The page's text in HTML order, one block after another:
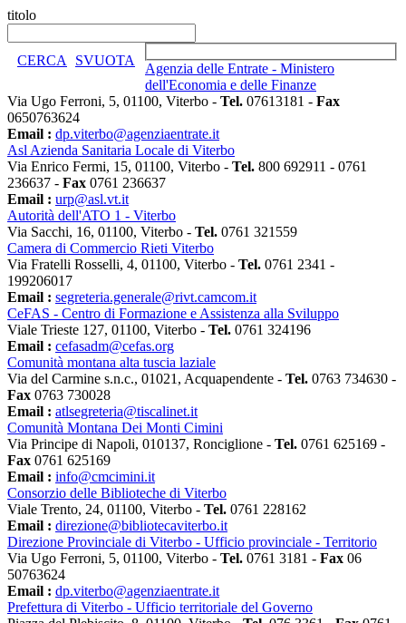
titolo
CERCA SVUOTA
Agenzia delle Entrate - Ministero
dell'Economia e delle Finanze
Via Ugo Ferroni, 5, 01100, Viterbo - Tel. 07613181 - Fax
0650763624
Email : dp.viterbo@agenziaentrate.it
Asl Azienda Sanitaria Locale di Viterbo
Via Enrico Fermi, 15, 01100, Viterbo - Tel. 800 692911 - 0761
236637 - Fax 0761 236637
Email : urp@asl.vt.it
Autorità dell'ATO 1 - Viterbo
Via Sacchi, 16, 01100, Viterbo - Tel. 0761 321559
Camera di Commercio Rieti Viterbo
Via Fratelli Rosselli, 4, 01100, Viterbo - Tel. 0761 2341 -
199206017
Email : segreteria.generale@rivt.camcom.it
CeFAS - Centro di Formazione e Assistenza alla Sviluppo
Viale Trieste 127, 01100, Viterbo - Tel. 0761 324196
Email : cefasadm@cefas.org
Comunità montana alta tuscia laziale
Via del Carmine s.n.c., 01021, Acquapendente - Tel. 0763 734630 -
Fax 0763 730028
Email : atlsegreteria@tiscalinet.it
Comunità Montana Dei Monti Cimini
Via Principe di Napoli, 010137, Ronciglione - Tel. 0761 625169 -
Fax 0761 625169
Email : info@cmcimini.it
Consorzio delle Biblioteche di Viterbo
Viale Trento, 24, 01100, Viterbo - Tel. 0761 228162
Email : direzione@bibliotecaviterbo.it
Direzione Provinciale di Viterbo - Ufficio provinciale - Territorio
Via Ugo Ferroni, 5, 01100, Viterbo - Tel. 0761 3181 - Fax 06
50763624
Email : dp.viterbo@agenziaentrate.it
Prefettura di Viterbo - Ufficio territoriale del Governo